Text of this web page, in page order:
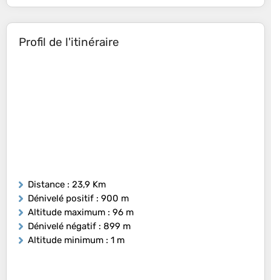
Profil de l'itinéraire
Distance : 23,9 Km
Dénivelé positif : 900 m
Altitude maximum : 96 m
Dénivelé négatif : 899 m
Altitude minimum : 1 m